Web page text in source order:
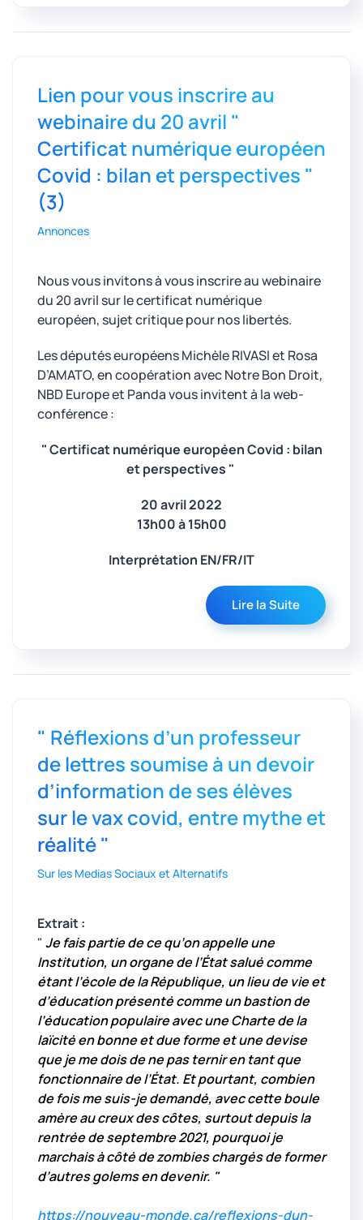
Lien pour vous inscrire au
webinaire du 20 avril "
Certificat numérique européen
Covid : bilan et perspectives "
(3)
Annonces
Nous vous invitons à vous inscrire au webinaire
du 20 avril sur le certificat numérique
européen, sujet critique pour nos libertés.
Les députés européens Michèle RIVASI et Rosa
D’AMATO, en coopération avec Notre Bon Droit,
NBD Europe et Panda vous invitent à la web-
conférence :
" Certificat numérique européen Covid : bilan
et perspectives "
20 avril 2022
13h00 à 15h00
Interprétation EN/FR/IT
Lire la Suite
" Réflexions d’un professeur
de lettres soumise à un devoir
d’information de ses élèves
sur le vax covid, entre mythe et
réalité "
Sur les Medias Sociaux et Alternatifs
Extrait :
" Je fais partie de ce qu’on appelle une
Institution, un organe de l’État salué comme
étant l’école de la République, un lieu de vie et
d’éducation présenté comme un bastion de
l’éducation populaire avec une Charte de la
laïcité en bonne et due forme et une devise
que je me dois de ne pas ternir en tant que
fonctionnaire de l’État. Et pourtant, combien
de fois me suis-je demandé, avec cette boule
amère au creux des côtes, surtout depuis la
rentrée de septembre 2021, pourquoi je
marchais à côté de zombies chargés de former
d’autres golems en devenir. "
https://nouveau-monde.ca/reflexions-dun-